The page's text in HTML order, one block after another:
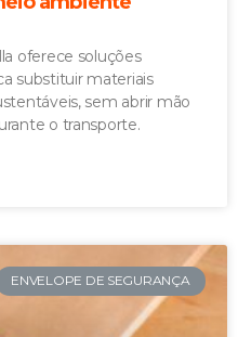
oferece soluções
substituir materiais
sem abrir mão
o transporte.
ENVELOPE DE SEGURANÇA